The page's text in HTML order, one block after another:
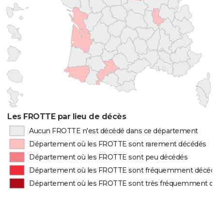
Les FROTTE par lieu de décès
Aucun FROTTE n'est décédé dans ce département
Département où les FROTTE sont rarement décédés
Département où les FROTTE sont peu décédés
Département où les FROTTE sont fréquemment
Département où les FROTTE sont très fréquemment